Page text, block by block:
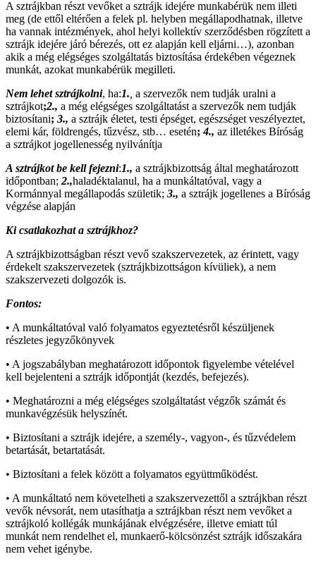
A sztrájkban részt vevőket a sztrájk idejére munkabérük nem illeti
meg (de ettől eltérően a felek pl. helyben megállapodhatnak, illetve
ha vannak intézmények, ahol helyi kollektív szerződésben rögzített a
sztrájk idejére járó bérezés, ott ez alapján kell eljárni…), azonban
akik a még elégséges szolgáltatás biztosítása érdekében végeznek
munkát, azokat munkabérük megilleti.
Nem lehet sztrájkolni, ha:1. a szervezők nem tudják uralni a
sztrájkot;2., a még elégséges szolgáltatást a szervezők nem tudják
biztosítani; 3., a sztrájk életet, testi épséget, egészséget veszélyeztet,
elemi kár, földrengés, tűzvész, stb… esetén;4., az illetékes Bíróság
a sztrájkot jogellenesség nyilvánítja
A sztrájkot be kell fejezni:1., a sztrájkbizottság által meghatározott
időpontban; 2.,haladéktalanul, ha a munkáltatóval, vagy a
Kormánnyal megállapodás születik; 3., a sztrájk jogellenes a Bíróság
végzése alapján
Ki csatlakozhat a sztrájkhoz?
A sztrájkbizottságban részt vevő szakszervezetek, az érintett, vagy
érdekelt szakszervezetek (sztrájkbizottságon kívüliek), a nem
szakszervezeti dolgozók is.
Fontos:
• A munkáltatóval való folyamatos egyeztetésről készüljenek
részletes jegyzőkönyvek
• A jogszabályban meghatározott időpontok figyelembe vételével
kell bejelenteni a sztrájk időpontját (kezdés, befejezés).
• Meghatározni a még elégséges szolgáltatást végzők számát és
munkavégzésük helyszínét.
• Biztosítani a sztrájk idejére, a személy-, vagyon-, és tűzvédelem
betartását, betartatását.
• Biztosítani a felek között a folyamatos együttműködést.
• A munkáltató nem követelheti a szakszervezettől a sztrájkban részt
vevők névsorát, nem utasíthatja a sztrájkban részt nem vevőket a
sztrájkoló kollégák munkájának elvégzésére, illetve emiatt túl
munkát nem rendelhet el, munkaerő-kölcsönzést sztrájk időszakára
nem vehet igénybe.